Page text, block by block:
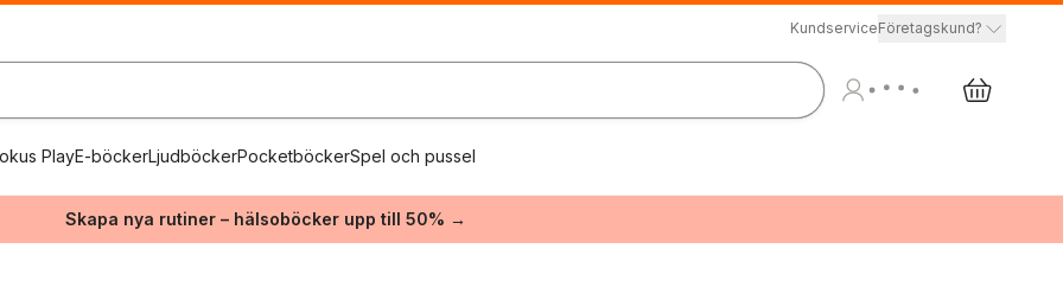
KundserviceFöretagskund?
PlayE-böckerLjudböckerPocketböckerSpel och pussel
Skapa nya rutiner – hälsoböcker upp till 50% →